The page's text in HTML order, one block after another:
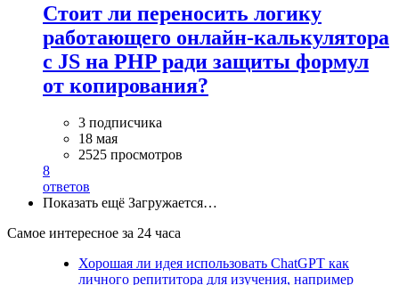
Стоит ли переносить логику
работающего онлайн-калькулятора
с JS на PHP ради защиты формул
от копирования?
3 подписчика
18 мая
2525 просмотров
8
ответов
Показать ещё Загружается…
Самое интересное за 24 часа
Хорошая ли идея использовать ChatGPT как
личного репититора для изучения, например